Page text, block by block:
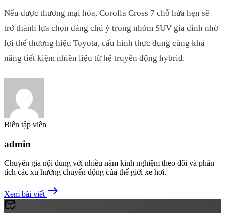
Nếu được thương mại hóa, Corolla Cross 7 chỗ hứa hẹn sẽ
trở thành lựa chọn đáng chú ý trong nhóm SUV gia đình nhờ
lợi thế thương hiệu Toyota, cấu hình thực dụng cùng khả
năng tiết kiệm nhiên liệu từ hệ truyền động hybrid.
Biên tập viên
admin
Chuyên gia nội dung với nhiều năm kinh nghiệm theo dõi và phân
tích các xu hướng chuyển động của thế giới xe hơi.
Xem bài viết east
mark_email_read